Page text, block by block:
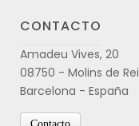
CONTACTO
Amadeu Vives, 20
08750 - Molins de Rei
Barcelona - España